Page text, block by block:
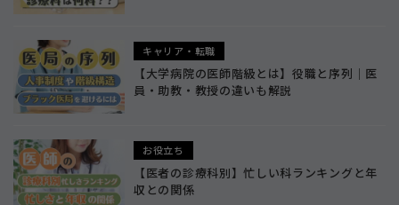
キャリア・転職
【大学病院の医師階級とは】役職と序列｜医
員・助教・教授の違いも解説
お役立ち
【医者の診療科別】忙しい科ランキングと年
収との関係